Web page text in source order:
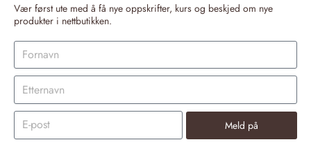
Vær først ute med å få nye oppskrifter, kurs og beskjed om nye
produkter i nettbutikken.
Meld på